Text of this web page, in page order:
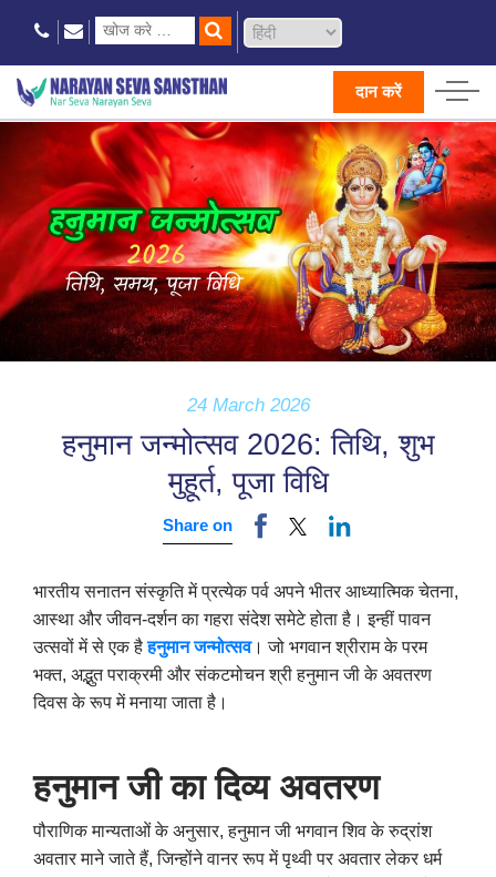
दान करें
24 March 2026
हनुमान जन्मोत्सव 2026: तिथि, शुभ
मुहूर्त, पूजा विधि
Share on
भारतीय सनातन संस्कृति में प्रत्येक पर्व अपने भीतर आध्यात्मिक चेतना,
आस्था और जीवन-दर्शन का गहरा संदेश समेटे होता है। इन्हीं पावन
उत्सवों में से एक हैहनुमान जन्मोत्सव। जो भगवान श्रीराम के परम
भक्त, अद्भुत पराक्रमी और संकटमोचन श्री हनुमान जी के अवतरण
दिवस के रूप में मनाया जाता है।
हनुमान जी का दिव्य अवतरण
पौराणिक मान्यताओं के अनुसार, हनुमान जी भगवान शिव के रुद्रांश
अवतार माने जाते हैं, जिन्होंने वानर रूप में पृथ्वी पर अवतार लेकर धर्म